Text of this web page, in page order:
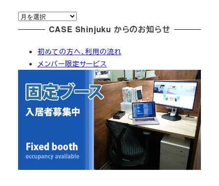
リ
ー
ア
ー
CASE Shinjuku からのお知らせ
初めての方へ、利用の流れ
メンバー限定サービス